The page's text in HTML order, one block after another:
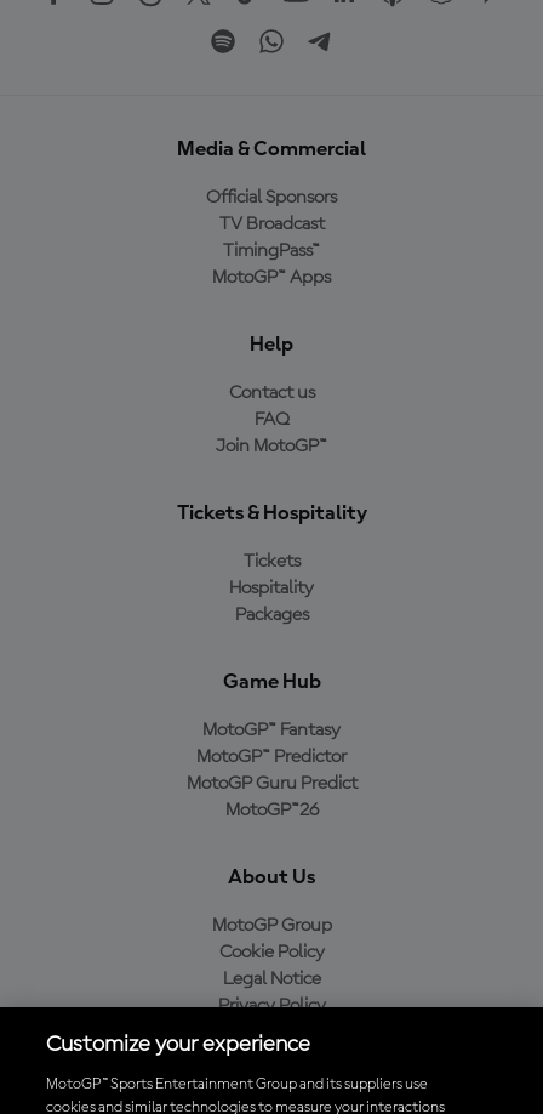
Media & Commercial
Official Sponsors
TV Broadcast
TimingPass™
MotoGP™ Apps
Help
Contact us
FAQ
Join MotoGP™
Tickets & Hospitality
Tickets
Hospitality
Packages
Game Hub
MotoGP™ Fantasy
MotoGP™ Predictor
MotoGP Guru Predict
MotoGP™26
About Us
MotoGP Group
Cookie Policy
Legal Notice
Privacy Policy
Purchase Policy
Customize your experience
MotoGP™ Sports Entertainment Group and its suppliers use
cookies and similar technologies to measure your interactions